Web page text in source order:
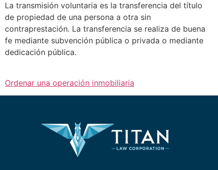
La transmisión voluntaria es la transferencia del título
de propiedad de una persona a otra sin
contraprestación. La transferencia se realiza de buena
fe mediante subvención pública o privada o mediante
dedicación pública.
Ordenar una operación inmobiliaria